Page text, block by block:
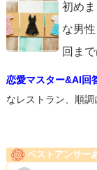
初め
な男
回ま
恋愛マスター&AI回
なレストラン、順
ベストアンサー